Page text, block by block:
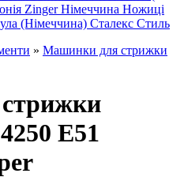
Zinger Німеччина Ножиці
(Німеччина) Сталекс Стиль
» Машинки для стрижки
E51